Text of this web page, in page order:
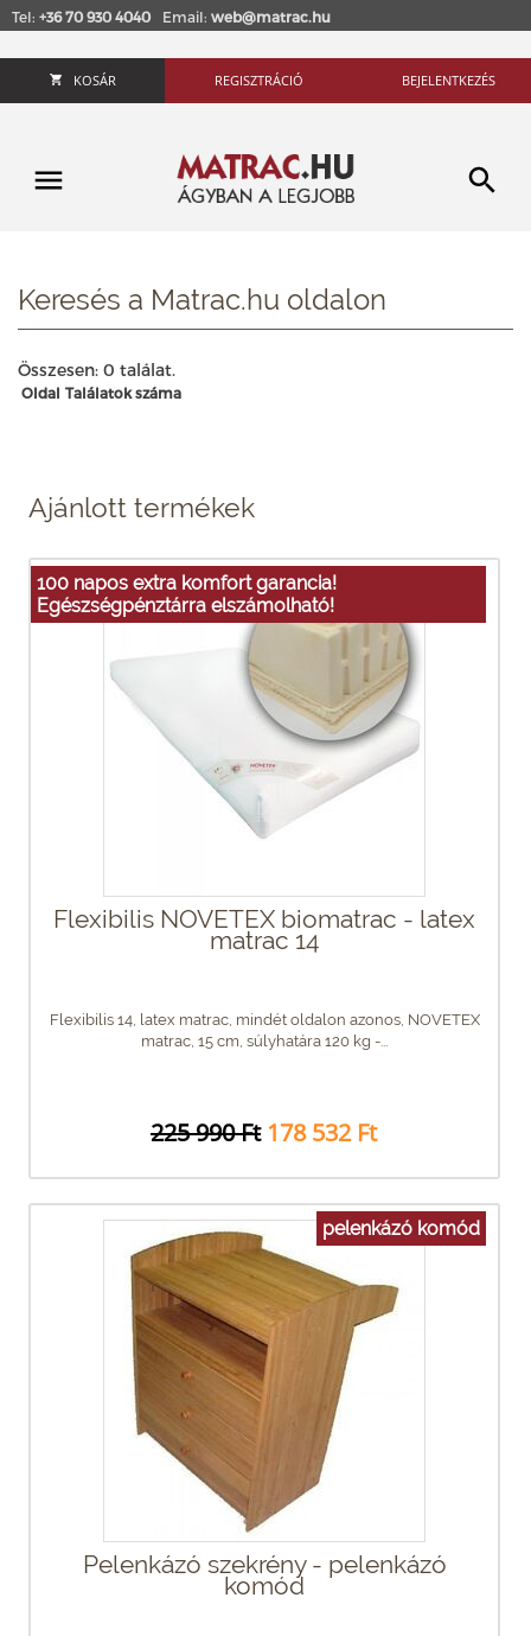
Tel: +36 70 930 4040 Email: web@matrac.hu
KOSÁR REGISZTRÁCIÓ BEJELENTKEZÉS
Keresés a Matrac.hu oldalon
Összesen: 0 találat.
Oldal Találatok száma
Ajánlott termékek
100 napos extra komfort garancia!
Egészségpénztárra elszámolható!
Flexibilis NOVETEX biomatrac - latex
matrac 14
Flexibilis 14, latex matrac, mindét oldalon azonos, NOVETEX
matrac, 15 cm, súlyhatára 120 kg -...
225 990 Ft 178 532 Ft
pelenkázó komód
Pelenkázó szekrény - pelenkázó
komód